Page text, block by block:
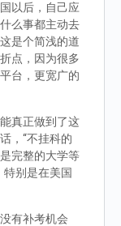
以后，自己应
么事都主动去
是个简浅的道
点，因为很多
台，更宽广的
真正做到了这
，“不挂科的
完整的大学等
别是在美国
有补考机会